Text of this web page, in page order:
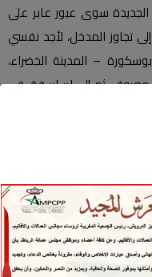
الجديدة سوى عبور عابر على
تجاوز المدخل، لأجد نفسي
– المدينة الخضراء،
ثم إلى لساسفة، في
أمام عيني. هنا، حيث
كبيرة، يهتز هيكلها مع كل
وبحقن زجاجية دقيقة
على النبض في صدر طفل.